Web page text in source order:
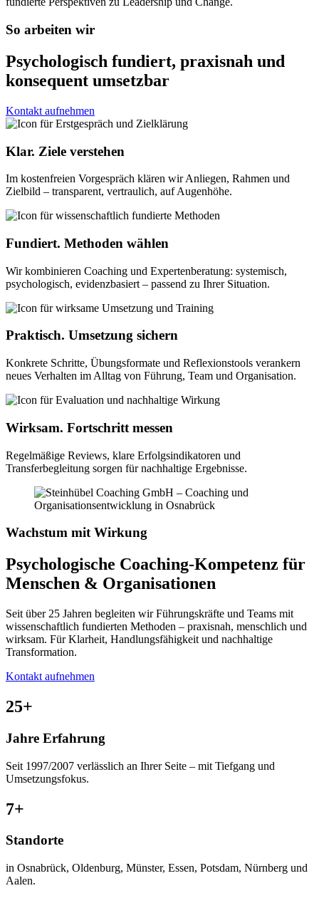
So arbeiten wir
Psychologisch fundiert, praxisnah und
konsequent umsetzbar
Kontakt aufnehmen
Klar. Ziele verstehen
Im kostenfreien Vorgespräch klären wir Anliegen, Rahmen und
Zielbild – transparent, vertraulich, auf Augenhöhe.
Fundiert. Methoden wählen
Wir kombinieren Coaching und Expertenberatung: systemisch,
psychologisch, evidenzbasiert – passend zu Ihrer Situation.
Praktisch. Umsetzung sichern
Konkrete Schritte, Übungsformate und Reflexionstools verankern
neues Verhalten im Alltag von Führung, Team und Organisation.
Wirksam. Fortschritt messen
Regelmäßige Reviews, klare Erfolgsindikatoren und
Transferbegleitung sorgen für nachhaltige Ergebnisse.
Wachstum mit Wirkung
Psychologische Coaching-Kompetenz für
Menschen & Organisationen
Seit über 25 Jahren begleiten wir Führungskräfte und Teams mit
wissenschaftlich fundierten Methoden – praxisnah, menschlich und
wirksam. Für Klarheit, Handlungsfähigkeit und nachhaltige
Transformation.
Kontakt aufnehmen
25+
Jahre Erfahrung
Seit 1997/2007 verlässlich an Ihrer Seite – mit Tiefgang und
Umsetzungsfokus.
7+
Standorte
in Osnabrück, Oldenburg, Münster, Essen, Potsdam, Nürnberg und
Aalen.